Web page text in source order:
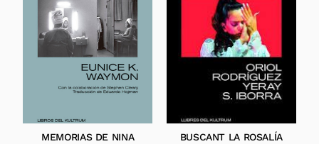
MEMORIAS DE NINA
BUSCANT LA ROSALÍA